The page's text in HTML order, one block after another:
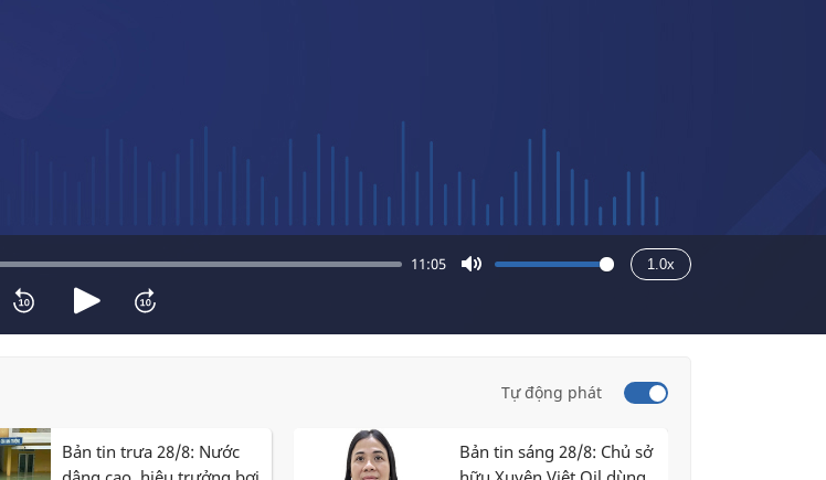
11:05 1.0x
Tự động phát
Bản tin trưa 28/8: Nước
Bản tin sáng 28/8: Chủ sở